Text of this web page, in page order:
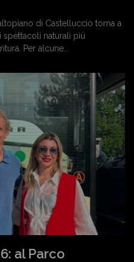
di Castelluccio torna a
naturali più
Per alcune...
al Parco